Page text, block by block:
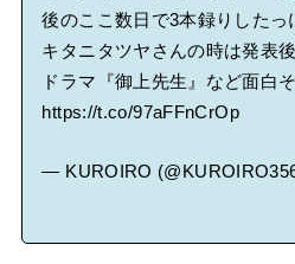
後のここ数日で3本録りしたっ
キタニタツヤさんの時は発表
ドラマ『御上先生』など面白
https://t.co/97aFFnCrOp
— KUROIRO